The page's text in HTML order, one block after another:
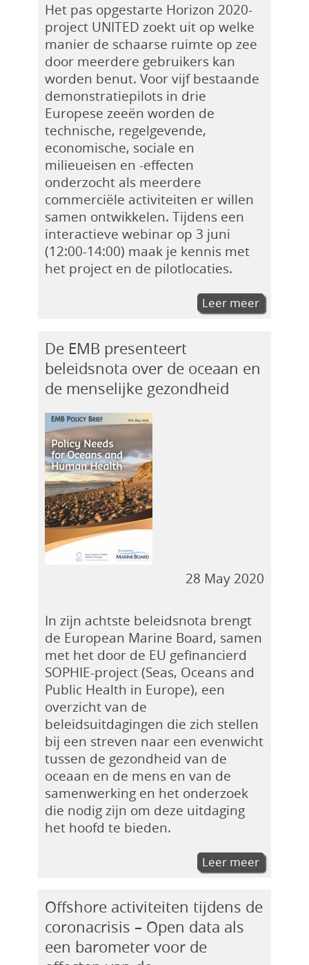
Het pas opgestarte Horizon 2020-
project UNITED zoekt uit op welke
manier de schaarse ruimte op zee
door meerdere gebruikers kan
worden benut. Voor vijf bestaande
demonstratiepilots in drie
Europese zeeën worden de
technische, regelgevende,
economische, sociale en
milieueisen en -effecten
onderzocht als meerdere
commerciële activiteiten er willen
samen ontwikkelen. Tijdens een
interactieve webinar op 3 juni
(12:00-14:00) maak je kennis met
het project en de pilotlocaties.
Leer meer
De EMB presenteert
beleidsnota over de oceaan en
de menselijke gezondheid
28 May 2020
In zijn achtste beleidsnota brengt
de European Marine Board, samen
met het door de EU gefinancierd
SOPHIE-project (Seas, Oceans and
Public Health in Europe), een
overzicht van de
beleidsuitdagingen die zich stellen
bij een streven naar een evenwicht
tussen de gezondheid van de
oceaan en de mens en van de
samenwerking en het onderzoek
die nodig zijn om deze uitdaging
het hoofd te bieden.
Leer meer
Offshore activiteiten tijdens de
coronacrisis – Open data als
een barometer voor de